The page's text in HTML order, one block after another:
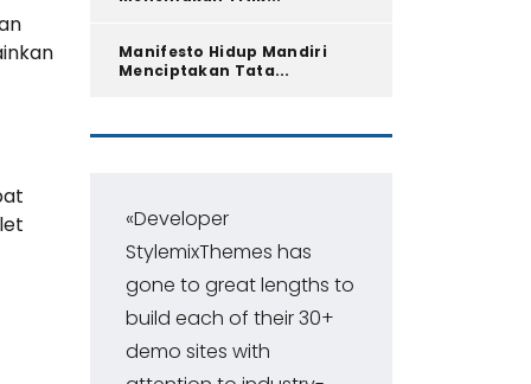
Manifesto Hidup Mandiri
Menciptakan Tata...
«Developer
StylemixThemes has
gone to great lengths to
build each of their 30+
demo sites with